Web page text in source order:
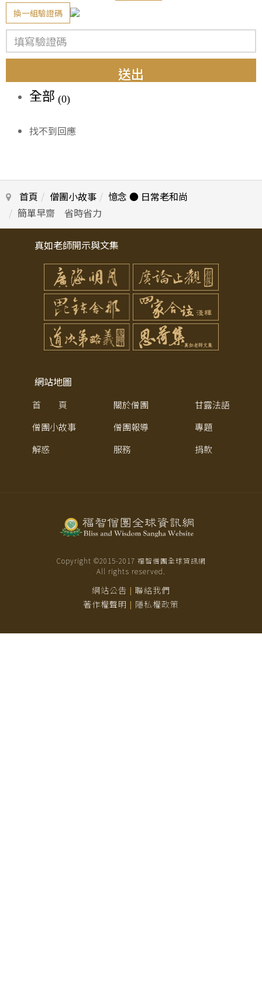
換一組驗證碼
送出
全部 (0)
找不到回應
首頁 僧團小故事
憶念 ● 日常老和尚
簡單早齋 省時省力
真如老師開示與文集
網站地圖
首 頁 關於僧團
甘露法語
僧團小故事
僧團報導
專題
解惑
服務 捐款
Copyright ©2015-2017 福智僧團全球資訊網
All rights reserved.
網站公告 | 聯絡我們
著作權聲明 | 隱私權政策